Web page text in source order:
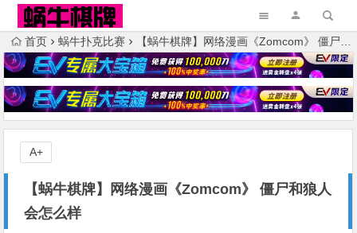
首页 蜗牛扑克比赛 【蜗牛棋牌】网络漫画《Zomcom》 僵尸和狼人会怎么样
【蜗牛棋牌】网络漫画《Zomcom》 僵尸和狼人
会怎么样
A+